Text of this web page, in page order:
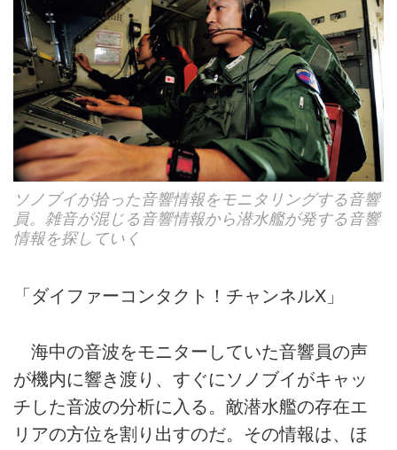
ソノブイが拾った音響情報をモニタリングする音響
員。雑音が混じる音響情報から潜水艦が発する音響
情報を探していく
「ダイファーコンタクト！チャンネルX」
海中の音波をモニターしていた音響員の声
が機内に響き渡り、すぐにソノブイがキャッ
チした音波の分析に入る。敵潜水艦の存在エ
リアの方位を割り出すのだ。その情報は、ほ